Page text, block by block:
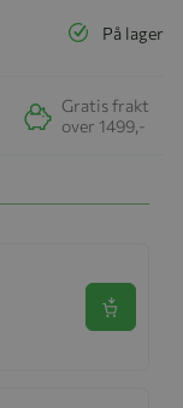
På lager
Gratis frakt
over 1499,-
Se